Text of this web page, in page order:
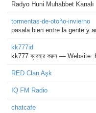
Radyo Huni Muhabbet Kanalı
tormentas-de-otoño-invierno
pasala bien entre la gente y
kk777id
kk777 ব্যবহার করুন — Website
RED Clan Aşk
IQ FM Radio
chatcafe